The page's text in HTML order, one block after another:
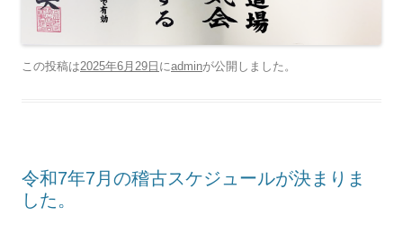
この投稿は2025年6月29日 にadminが公開しました 。
令和7年7月の稽古スケジュールが決まりま
した。